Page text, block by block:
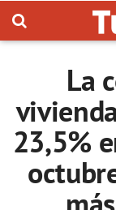
La
23,5%